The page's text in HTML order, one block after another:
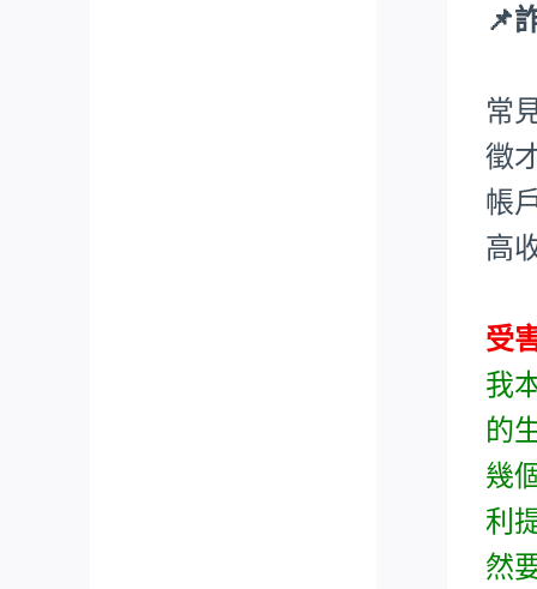
📌
常
徵
帳
高
受
我
的
幾
利
然